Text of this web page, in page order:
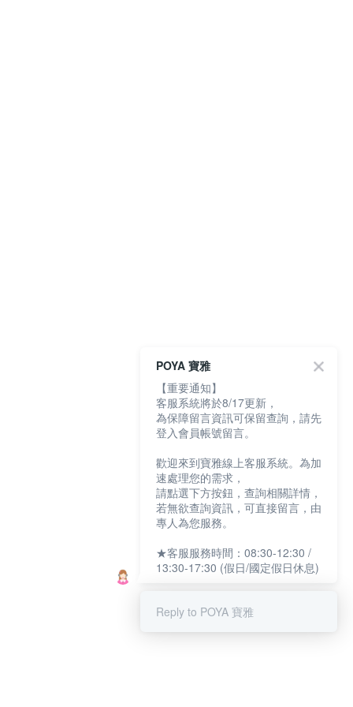
POYA 寶雅
【重要通知】
客服系統將於8/17更新，
為保障留言資訊可保留查詢，請先
登入會員帳號留言。
歡迎來到寶雅線上客服系統。為加
速處理您的需求，
請點選下方按鈕，查詢相關詳情，
若無欲查詢資訊，可直接留言，由
專人為您服務。
★客服服務時間：08:30-12:30 /
13:30-17:30 (假日/國定假日休息)
Reply to POYA 寶雅